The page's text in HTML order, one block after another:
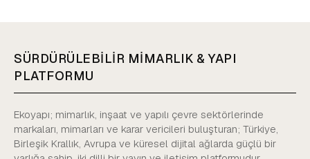
SÜRDÜRÜLEBİLİR MİMARLIK & YAPI
PLATFORMU
Ekoyapı; mimarlık, inşaat ve yapılı çevre sektörlerinde
markaları, mimarları ve karar vericileri buluşturan; Türkiye,
Birleşik Krallık, Avrupa ve küresel dijital ağlarda güçlü bir